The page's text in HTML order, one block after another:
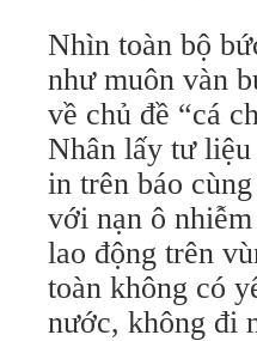
Nhìn toàn bộ
như muôn vàn
về chủ đề “cá
Nhân lấy tư liệu
in trên báo
với nạn ô
lao động trên
toàn không có
nước, không đi